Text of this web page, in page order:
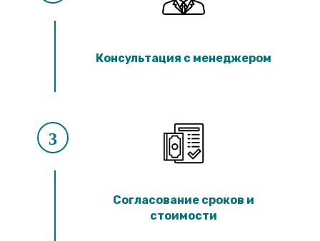
Консультация с менеджером
3
Согласование сроков и
стоимости